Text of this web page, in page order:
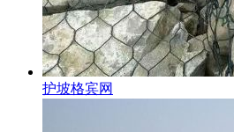
护坡格宾网